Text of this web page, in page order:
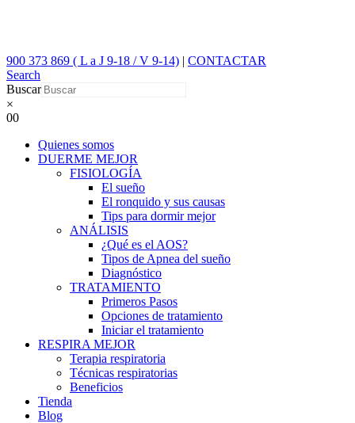
900 373 869 ( L a J 9-18 / V 9-14) | CONTACTAR
Search
Buscar
×
00
Quienes somos
DUERME MEJOR
FISIOLOGÍA
El sueño
El ronquido y sus causas
Tips para dormir mejor
ANÁLISIS
¿Qué es el AOS?
Tipos de Apnea del sueño
Diagnóstico
TRATAMIENTO
Primeros Pasos
Opciones de tratamiento
Iniciar el tratamiento
RESPIRA MEJOR
Terapia respiratoria
Técnicas respiratorias
Beneficios
Tienda
Blog